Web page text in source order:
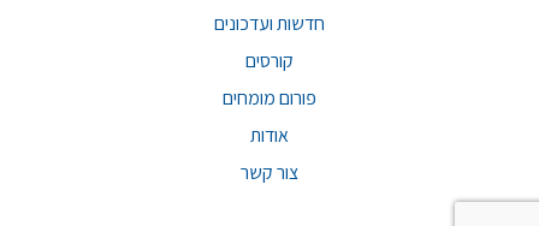
חדשות ועדכונים
קורסים
פורום מומחים
אודות
צור קשר